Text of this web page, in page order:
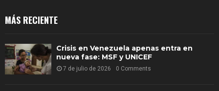
MÁS RECIENTE
Crisis en Venezuela apenas entra en
nueva fase: MSF y UNICEF
7 de julio de 2026 0 Comments